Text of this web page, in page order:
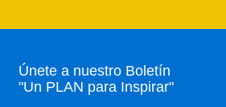
Únete a nuestro Boletín
"Un PLAN para Inspirar"